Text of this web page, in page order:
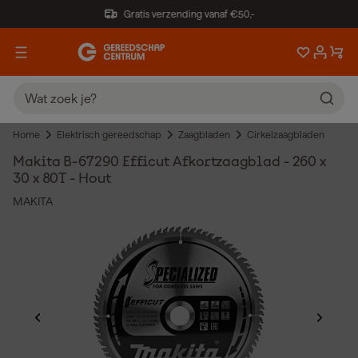
Gratis verzending vanaf €50,-
Home Elektrisch gereedschap Zaagbladen Cirkelzaagbladen
Makita B-67290 Efficut Afkortzaagblad - 260 x
30 x 80T - Hout
MAKITA